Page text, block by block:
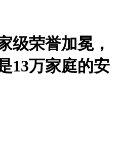
级荣誉加冕，
13万家庭的安